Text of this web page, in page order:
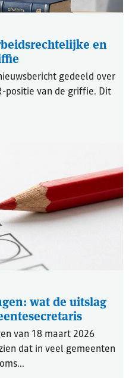
en
gedeeld over
positie van de griffie. Dit
wat de uitslag
van 18 maart 2026
dat in veel gemeenten